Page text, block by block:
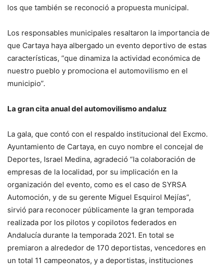
los que también se reconoció a propuesta municipal.
Los responsables municipales resaltaron la importancia de
que Cartaya haya albergado un evento deportivo de estas
características, “que dinamiza la actividad económica de
nuestro pueblo y promociona el automovilismo en el
municipio”.
La gran cita anual del automovilismo andaluz
La gala, que contó con el respaldo institucional del Excmo.
Ayuntamiento de Cartaya, en cuyo nombre el concejal de
Deportes, Israel Medina, agradeció “la colaboración de
empresas de la localidad, por su implicación en la
organización del evento, como es el caso de SYRSA
Automoción, y de su gerente Miguel Esquirol Mejías”,
sirvió para reconocer públicamente la gran temporada
realizada por los pilotos y copilotos federados en
Andalucía durante la temporada 2021. En total se
premiaron a alrededor de 170 deportistas, vencedores en
un total 11 campeonatos, y a deportistas, instituciones